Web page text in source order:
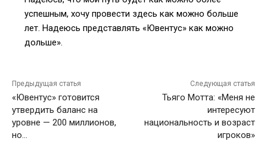
успешным, хочу провести здесь как можно больше
лет. Надеюсь представлять «Ювентус» как можно
дольше».
Предыдущая статья
«Ювентус» готовится
утвердить баланс на
уровне — 200 миллионов,
но…
Следующая статья
Тьяго Мотта: «Меня не
интересуют
национальность и возраст
игроков»